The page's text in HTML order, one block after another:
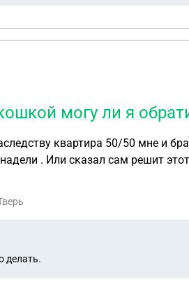
могу ли я
квартира 50/50 мне и
. Или сказал сам решит
И если он что то сделает
делать.